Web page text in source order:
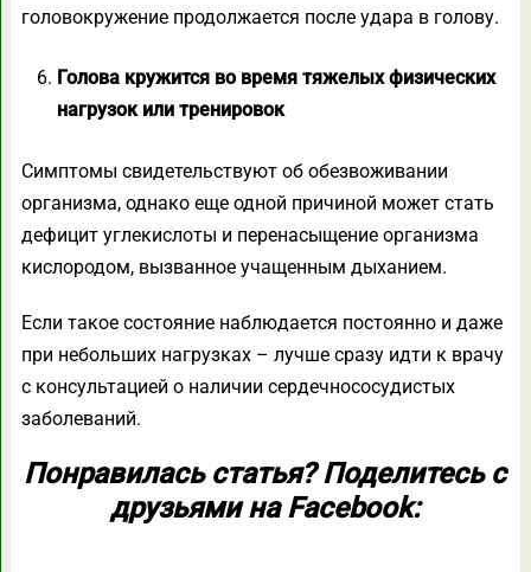
головокружение продолжается после удара в голову.
Голова кружится во время тяжелых физических
нагрузок или тренировок
Симптомы свидетельствуют об обезвоживании
организма, однако еще одной причиной может стать
дефицит углекислоты и перенасыщение организма
кислородом, вызванное учащенным дыханием.
Если такое состояние наблюдается постоянно и даже
при небольших нагрузках – лучше сразу идти к врачу
с консультацией о наличии сердечнососудистых
заболеваний.
Понравилась статья? Поделитесь с
друзьями на Facebook: